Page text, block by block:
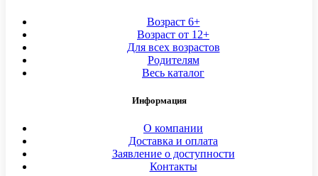
Возраст 6+
Возраст от 12+
Для всех возрастов
Родителям
Весь каталог
Информация
О компании
Доставка и оплата
Заявление о доступности
Контакты